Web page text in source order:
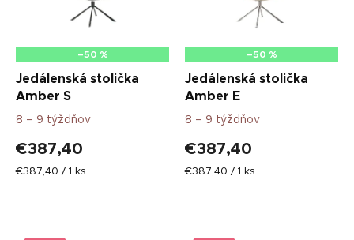
–50 %
Jedálenská stolička
Amber S
8 – 9 týždňov
€387,40
Jednotková
€387,40 / 1 ks
–50 %
Jedálenská stolička
Amber E
8 – 9 týždňov
€387,40
Jednotková
€387,40 / 1 ks